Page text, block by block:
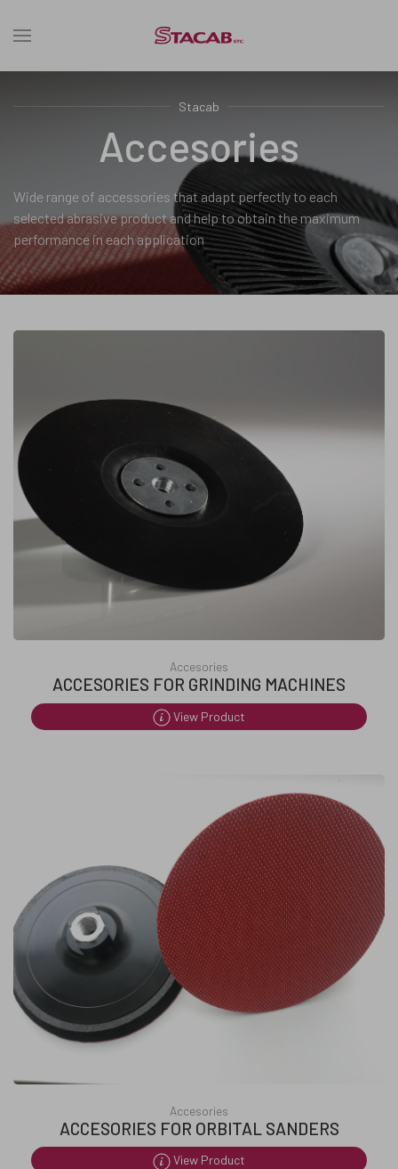
Stacab
Accesories
Wide range of accessories that adapt perfectly to each
selected abrasive product and help to obtain the maximum
performance in each application
Accesories
ACCESORIES FOR GRINDING MACHINES
View Product
Accesories
ACCESORIES FOR ORBITAL SANDERS
View Product